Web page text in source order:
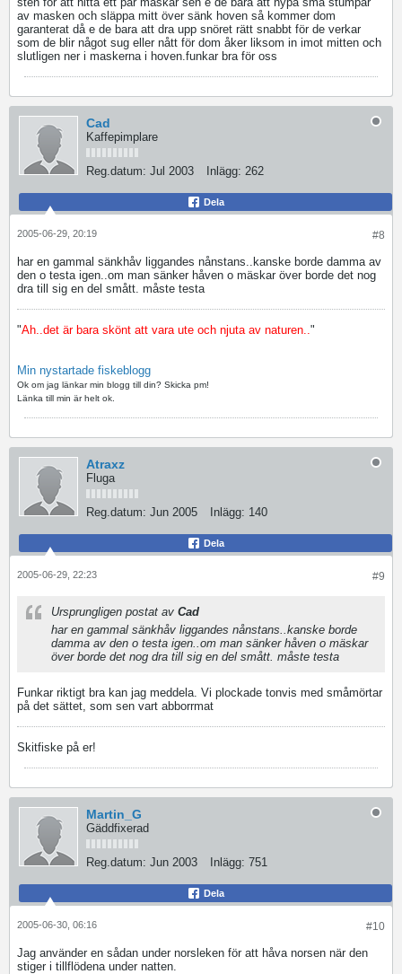
av masken och släppa mitt över sänk hoven så kommer dom
garanterat då e de bara att dra upp snöret rätt snabbt för de verkar
som de blir något sug eller nått för dom åker liksom in imot mitten och
slutligen ner i maskerna i hoven.funkar bra för oss
Cad
Kaffepimplare
Reg.datum: Jul 2003 Inlägg: 262
Dela
#8
2005-06-29, 20:19
har en gammal sänkhåv liggandes nånstans..kanske borde damma av
den o testa igen..om man sänker håven o mäskar över borde det nog
dra till sig en del smått. måste testa
"Ah..det är bara skönt att vara ute och njuta av naturen.."
Min nystartade fiskeblogg
Ok om jag länkar min blogg till din? Skicka pm!
Länka till min är helt ok.
Atraxz
Fluga
Reg.datum: Jun 2005 Inlägg: 140
Dela
#9
2005-06-29, 22:23
Ursprungligen postat av Cad
har en gammal sänkhåv liggandes nånstans..kanske borde
damma av den o testa igen..om man sänker håven o mäskar
över borde det nog dra till sig en del smått. måste testa
Funkar riktigt bra kan jag meddela. Vi plockade tonvis med småmörtar
på det sättet, som sen vart abborrmat
Skitfiske på er!
Martin_G
Gäddfixerad
Reg.datum: Jun 2003 Inlägg: 751
Dela
#10
2005-06-30, 06:16
Jag använder en sådan under norsleken för att håva norsen när den
stiger i tillflödena under natten.